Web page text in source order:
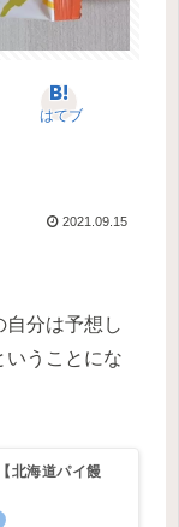
はてブ
2021.09.15
分は予想し
うことにな
北海道パイ饅